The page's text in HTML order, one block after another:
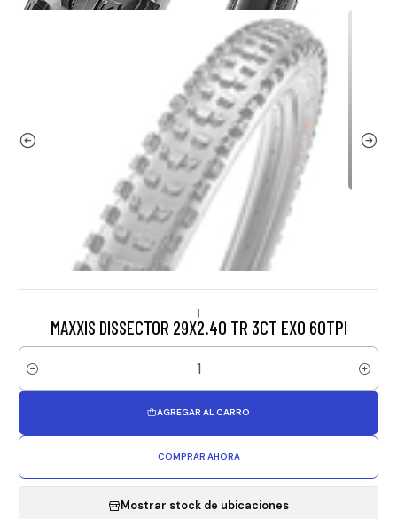
|
MAXXIS DISSECTOR 29X2.40 TR 3CT EXO 60TPI
Cantidad
AGREGAR AL CARRO
COMPRAR AHORA
Mostrar stock de ubicaciones